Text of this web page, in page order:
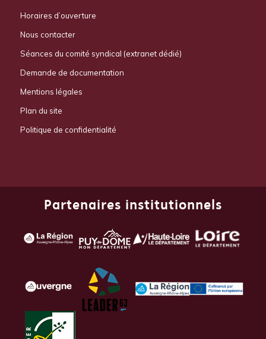
Horaires d’ouverture
Nous contacter
Séances du comité syndical (extranet dédié)
Demande de documentation
Mentions légales
Plan du site
Politique de confidentialité
Partenaires institutionnels